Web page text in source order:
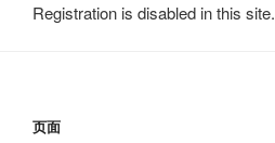
Registration is disabled in this site.
页面